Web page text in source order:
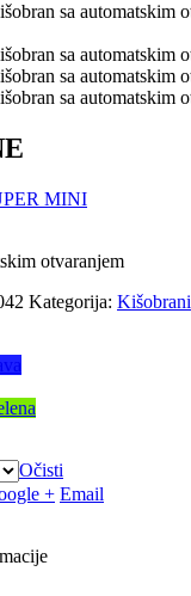
MINI
otvaranjem
Kategorija: Kišobrani
Očisti
+ Email